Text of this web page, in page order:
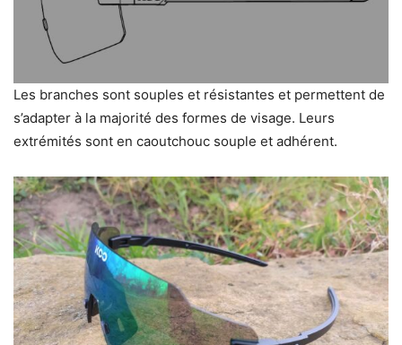
Les branches sont souples et résistantes et permettent de
s’adapter à la majorité des formes de visage. Leurs
extrémités sont en caoutchouc souple et adhérent.